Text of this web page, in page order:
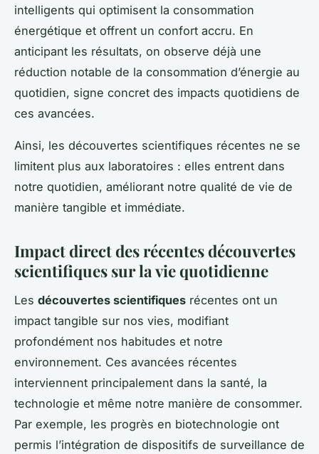
intelligents qui optimisent la consommation
énergétique et offrent un confort accru. En
anticipant les résultats, on observe déjà une
réduction notable de la consommation d’énergie au
quotidien, signe concret des impacts quotidiens de
ces avancées.
Ainsi, les découvertes scientifiques récentes ne se
limitent plus aux laboratoires : elles entrent dans
notre quotidien, améliorant notre qualité de vie de
manière tangible et immédiate.
Impact direct des récentes découvertes
scientifiques sur la vie quotidienne
Les découvertes scientifiques récentes ont un
impact tangible sur nos vies, modifiant
profondément nos habitudes et notre
environnement. Ces avancées récentes
interviennent principalement dans la santé, la
technologie et même notre manière de consommer.
Par exemple, les progrès en biotechnologie ont
permis l’intégration de dispositifs de surveillance de